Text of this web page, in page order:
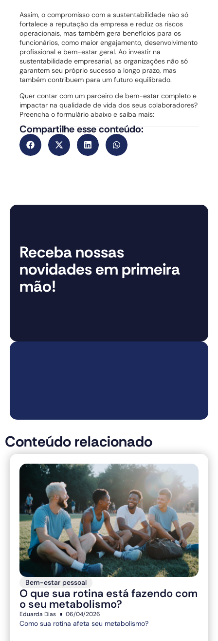
Assim, o compromisso com a sustentabilidade não só
fortalece a reputação da empresa e reduz os riscos
operacionais, mas também gera benefícios para os
funcionários, como maior engajamento, desenvolvimento
profissional e bem-estar geral. Ao investir na
sustentabilidade empresarial, as organizações não só
garantem seu próprio sucesso a longo prazo, mas
também contribuem para um futuro equilibrado.
Quer contar com um parceiro de bem-estar completo e
impactar na qualidade de vida dos seus colaboradores?
Preencha o formulário abaixo e saiba mais:
Compartilhe esse conteúdo:
Receba nossas
novidades em primeira
mão!
Conteúdo relacionado
Bem-estar pessoal
O que sua rotina está fazendo com
o seu metabolismo?
Eduarda Dias 06/04/2026
Como sua rotina afeta seu metabolismo?